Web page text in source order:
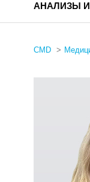
АНАЛИЗЫ
CMD